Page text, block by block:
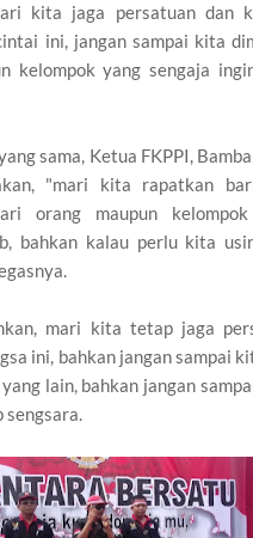
kita jaga persatuan dan
ini, jangan sampai kita
kelompok yang sengaja
sama, Ketua FKPPI,
"mari kita rapatkan
orang maupun
bahkan kalau perlu kita
mari kita tetap jaga
ini, bahkan jangan sampai
lain, bahkan jangan
sengsara.